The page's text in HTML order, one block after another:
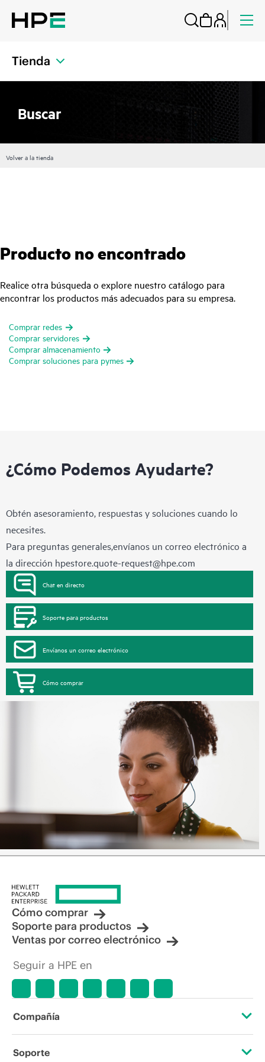
Tienda
Buscar
Volver a la tienda
Producto no encontrado
Realice otra búsqueda o explore nuestro catálogo para
encontrar los productos más adecuados para su empresa.
Comprar redes
Comprar servidores
Comprar almacenamiento
Comprar soluciones para pymes
¿Cómo Podemos Ayudarte?
Obtén asesoramiento, respuestas y soluciones cuando lo
necesites.
Para preguntas generales,envíanos un correo electrónico a
la dirección hpestore.quote-request@hpe.com
Chat en directo
Soporte para productos
Envíanos un correo electrónico
Cómo comprar
Cómo comprar
Soporte para productos
Ventas por correo electrónico
Seguir a HPE en
Compañía
Acerca de HPE
Soporte